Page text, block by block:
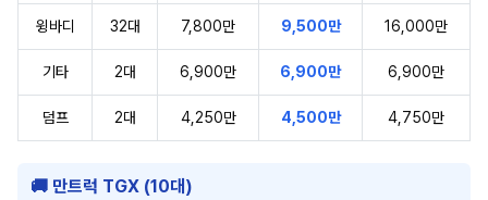
윙바디 32대 7,800만 9,500만 16,000만
기타 2대 6,900만 6,900만 6,900만
덤프 2대 4,250만 4,500만 4,750만
🚚 만트럭 TGX (10대)